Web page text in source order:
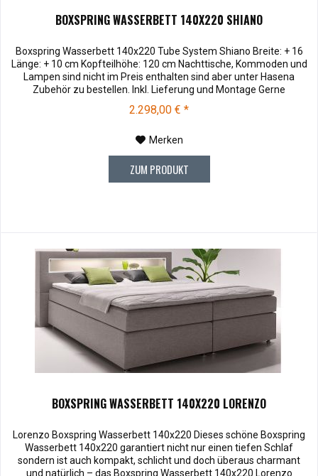
BOXSPRING WASSERBETT 140X220 SHIANO
Boxspring Wasserbett 140x220 Tube System Shiano Breite: + 16
Länge: + 10 cm Kopfteilhöhe: 120 cm Nachttische, Kommoden und
Lampen sind nicht im Preis enthalten sind aber unter Hasena
Zubehör zu bestellen. Inkl. Lieferung und Montage Gerne
Selbstaufbau: Bei Abholung in unseren Filialen Bremen, Goslar,
2.298,00 € *
Merken
ZUM PRODUKT
BOXSPRING WASSERBETT 140X220 LORENZO
Lorenzo Boxspring Wasserbett 140x220 Dieses schöne Boxspring
Wasserbett 140x220 garantiert nicht nur einen tiefen Schlaf
sondern ist auch kompakt, schlicht und doch überaus charmant
und natürlich – das Boxspring Wasserbett 140x220 Lorenzo